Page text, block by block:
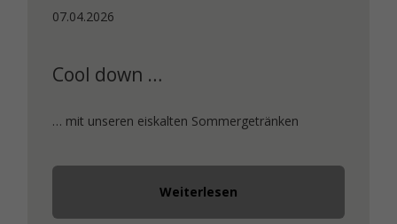
07.04.2026
Cool down …
… mit unseren eiskalten Sommergetränken
Weiterlesen